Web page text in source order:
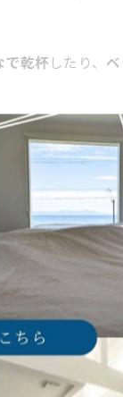
で乾杯 したり、
す。
での温浴リラ
りません。テ
地 と豪華な設